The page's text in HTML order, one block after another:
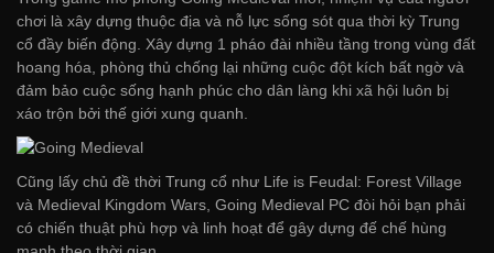
chơi là xây dựng thuộc địa và nỗ lực sống sót qua thời kỳ Trung
cổ đầy biến động. Xây dựng 1 pháo đài nhiều tầng trong vùng đất
hoang hóa, phòng thủ chống lại những cuộc đột kích bất ngờ và
đảm bảo cuộc sống hạnh phúc cho dân làng khi xã hội luôn bị
xáo trộn bởi thế giới xung quanh.
Cũng lấy chủ đề thời Trung cổ như Life is Feudal: Forest Village
và Medieval Kingdom Wars, Going Medieval PC đòi hỏi bạn phải
có chiến thuật phù hợp và linh hoạt để gây dựng đế chế hùng